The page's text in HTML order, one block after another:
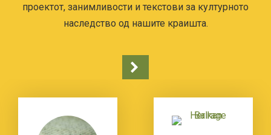
проектот, занимливости и текстови за културното
наследство од нашите краишта.